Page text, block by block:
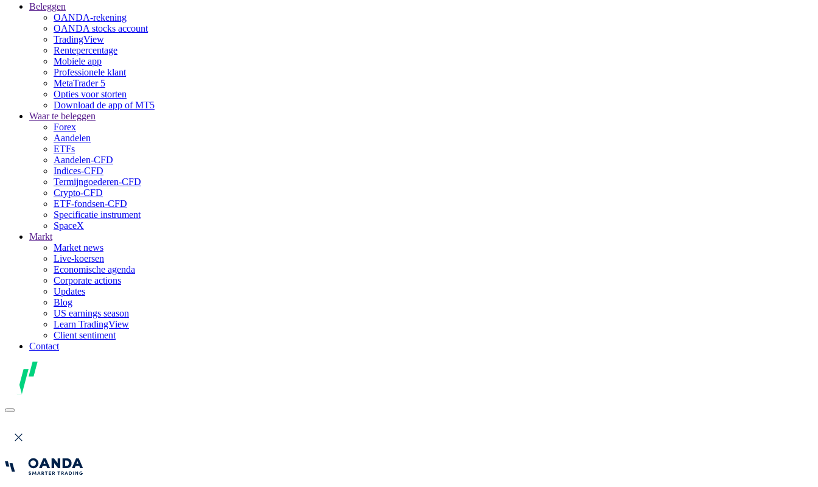
Beleggen
OANDA-rekening
OANDA stocks account
TradingView
Rentepercentage
Mobiele app
Professionele klant
MetaTrader 5
Opties voor storten
Download de app of MT5
Waar te beleggen
Forex
Aandelen
ETFs
Aandelen-CFD
Indices-CFD
Termijngoederen-CFD
Crypto-CFD
ETF-fondsen-CFD
Specificatie instrument
SpaceX
Markt
Market news
Live-koersen
Economische agenda
Corporate actions
Updates
Blog
US earnings season
Learn TradingView
Client sentiment
Contact